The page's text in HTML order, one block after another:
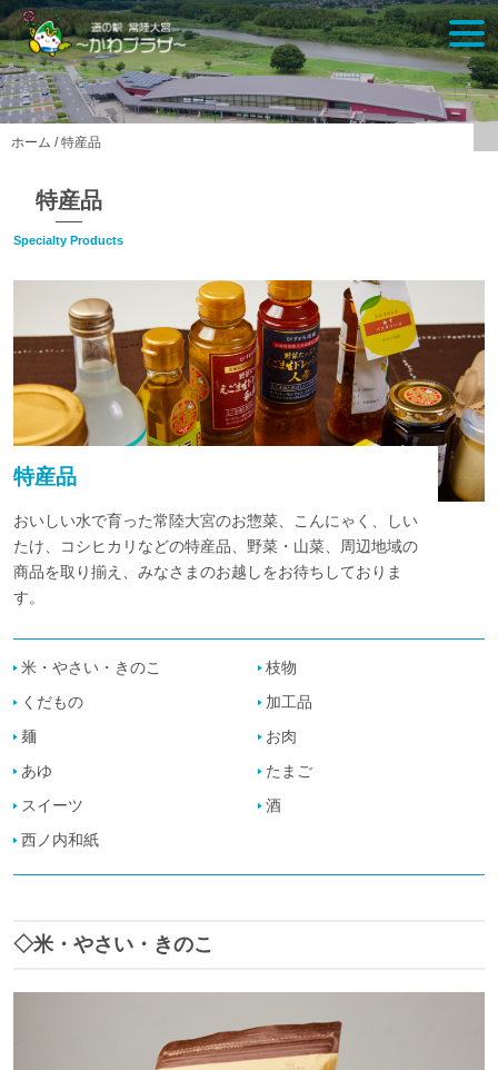
Skip
to
content
ホーム /特産品
特産品
Specialty Products
特産品
おいしい水で育った常陸大宮のお惣菜、こんにゃく、しい
たけ、コシヒカリなどの特産品、野菜・山菜、周辺地域の
商品を取り揃え、みなさまのお越しをお待ちしておりま
す。
米・やさい・きのこ
枝物
くだもの
加工品
麺
お肉
あゆ
たまご
スイーツ
酒
西ノ内和紙
◇米・やさい・きのこ